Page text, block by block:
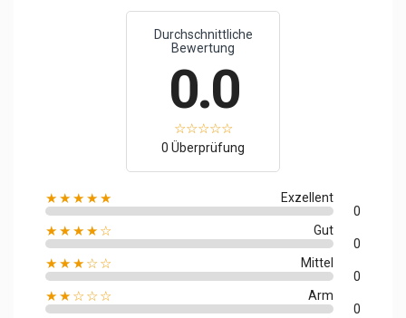
Durchschnittliche
Bewertung
0.0
0 Überprüfung
★★★★★
Exzellent
0
★★★★☆
Gut
0
★★★☆☆
Mittel
0
★★☆☆☆
Arm
0